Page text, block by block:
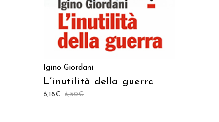
Igino Giordani
L’inutilità della guerra
6,50€
6,18€